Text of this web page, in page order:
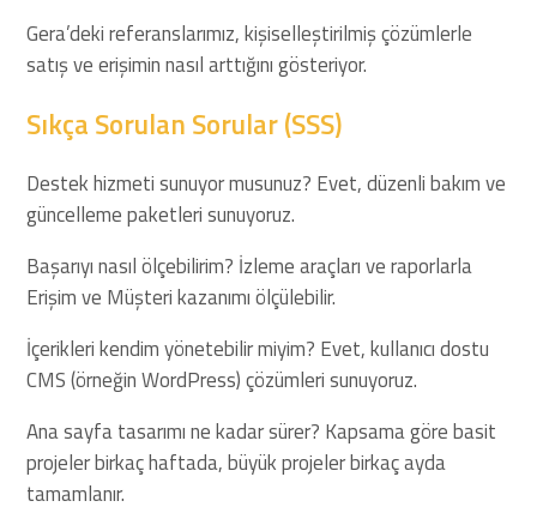
Gera’deki referanslarımız, kişiselleştirilmiş çözümlerle
satış ve erişimin nasıl arttığını gösteriyor.
Sıkça Sorulan Sorular (SSS)
Destek hizmeti sunuyor musunuz? Evet, düzenli bakım ve
güncelleme paketleri sunuyoruz.
Başarıyı nasıl ölçebilirim? İzleme araçları ve raporlarla
Erişim ve Müşteri kazanımı ölçülebilir.
İçerikleri kendim yönetebilir miyim? Evet, kullanıcı dostu
CMS (örneğin WordPress) çözümleri sunuyoruz.
Ana sayfa tasarımı ne kadar sürer? Kapsama göre basit
projeler birkaç haftada, büyük projeler birkaç ayda
tamamlanır.